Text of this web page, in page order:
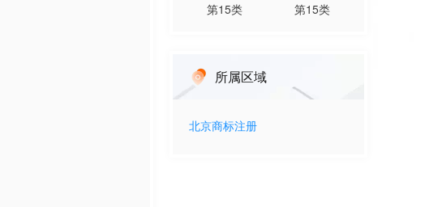
第15类 第15类
所属区域
北京商标注册